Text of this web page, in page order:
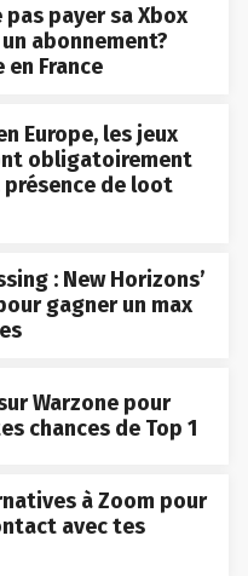
pas payer sa Xbox
abonnement?
en France
Europe, les jeux
obligatoirement
présence de loot
: New Horizons’
gagner un max
Warzone pour
chances de Top 1
à Zoom pour
avec tes